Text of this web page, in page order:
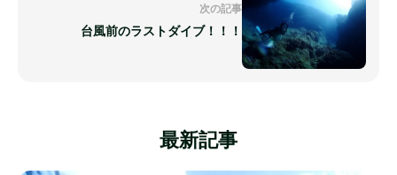
次の記事
台風前のラストダイブ！！！
最新記事